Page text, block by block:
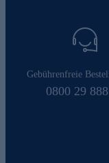
Gebührenfreie
0800 29